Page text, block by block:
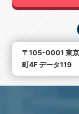
〒105-0001 東
町4F データ119